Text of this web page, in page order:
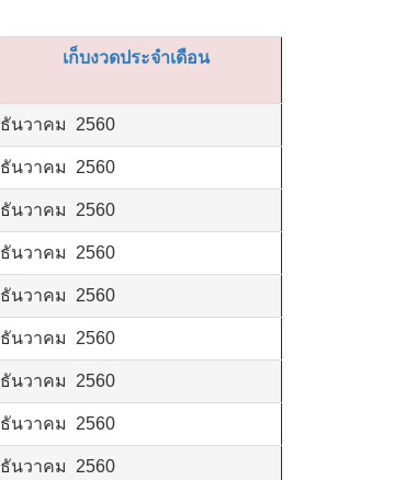
เก็บงวดประจำเดือน
ธันวาคม 2560
ธันวาคม 2560
ธันวาคม 2560
ธันวาคม 2560
ธันวาคม 2560
ธันวาคม 2560
ธันวาคม 2560
ธันวาคม 2560
ธันวาคม 2560